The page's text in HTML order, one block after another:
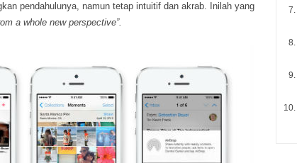
pendahulunya, namun tetap intuitif dan akrab. Inilah yang
a whole new perspective”.